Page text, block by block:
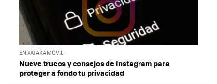
EN XATAKA MÓVIL
Nueve trucos y consejos de Instagram para
proteger a fondo tu privacidad